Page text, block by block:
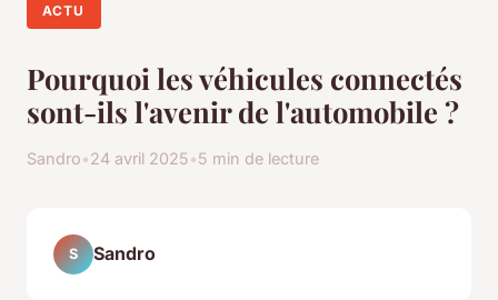
ACTU
Pourquoi les véhicules connectés
sont-ils l'avenir de l'automobile ?
Sandro•24 avril 2025•5 min de lecture
S Sandro